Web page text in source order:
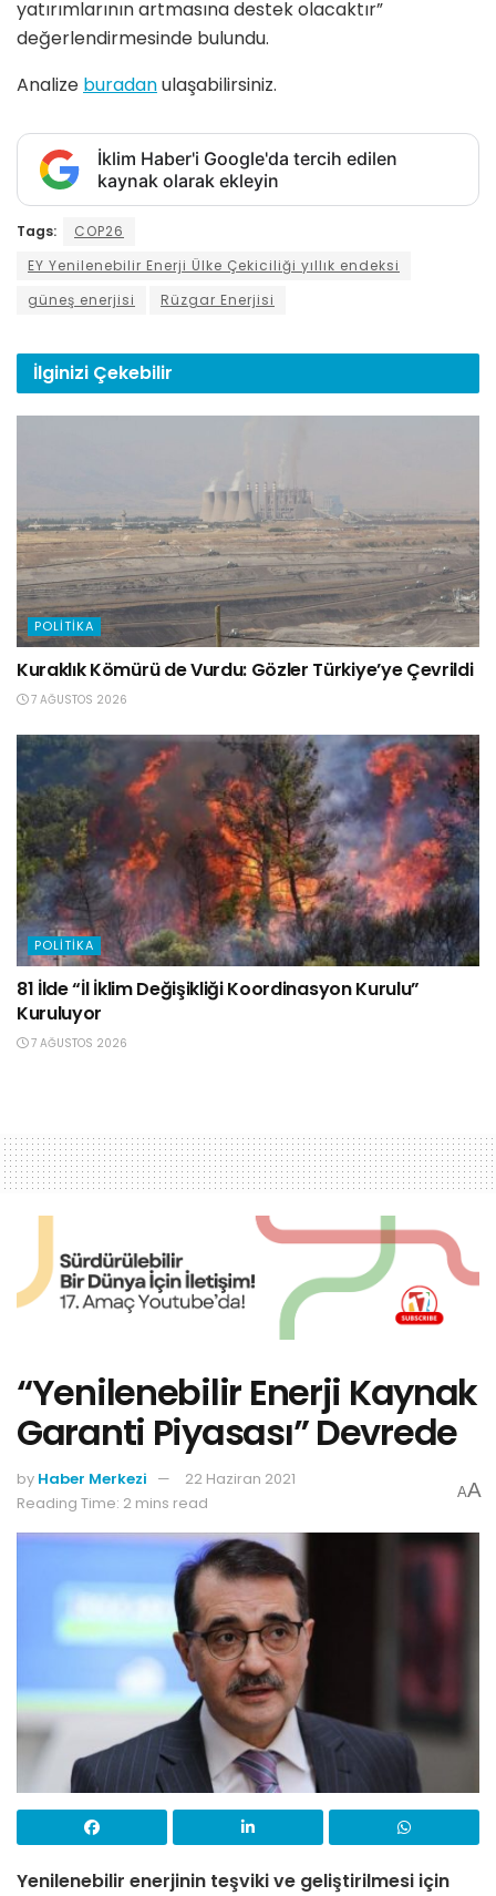
yatırımlarının artmasına destek olacaktır”
değerlendirmesinde bulundu.
Analize buradanulaşabilirsiniz.
İklim Haber'i Google'da tercih edilen
kaynak olarak ekleyin
Tags:
COP26
EY Yenilenebilir Enerji Ülke Çekiciliği yıllık endeksi
güneş enerjisi
Rüzgar Enerjisi
İlginizi Çekebilir
POLITIKA
Kuraklık Kömürü de Vurdu: Gözler Türkiye’ye Çevrildi
7 AĞUSTOS 2026
POLITIKA
81 İlde “İl İklim Değişikliği Koordinasyon Kurulu”
Kuruluyor
7 AĞUSTOS 2026
“Yenilenebilir Enerji Kaynak
Garanti Piyasası” Devrede
by Haber Merkezi
22 Haziran 2021
Reading Time: 2 mins read
AA
Yenilenebilir enerjinin teşviki ve geliştirilmesi için